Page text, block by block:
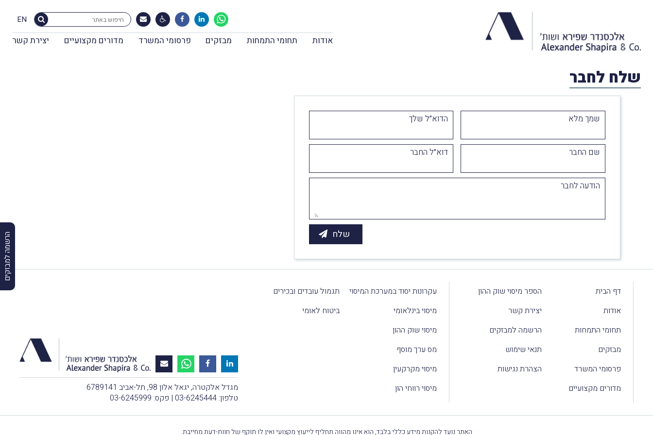
EN
אודות תחומי התמחות מבזקים פרסומי המשרד מדורים מקצועיים יצירת קשר
הרשמה למבזקים
שלח לחבר
שמך מלא הדוא״ל שלך
שם החבר דוא״ל החבר
הודעה לחבר
דף הבית
אודות
תחומי התמחות
מבזקים
פרסומי המשרד
מדורים מקצועיים
הספר מיסוי שוק ההון
יצירת קשר
הרשמה למבזקים
תנאי שימוש
הצהרת נגישות
עקרונות יסוד במערכת המיסוי
מיסוי בינלאומי
מיסוי שוק ההון
מס ערך מוסף
מיסוי מקרקעין
מיסוי רווחי הון
תגמול עובדים ובכירים
ביטוח לאומי
מגדל אלקטרה, יגאל אלון 98, תל-אביב 6789141
טלפון: 03-6245444 | פקס: 03-6245999
האתר נועד להקנות מידע כללי בלבד, הוא אינו מהווה תחליף לייעוץ מקצועי ואין לו תוקף של חוות-דעת מחייבת.